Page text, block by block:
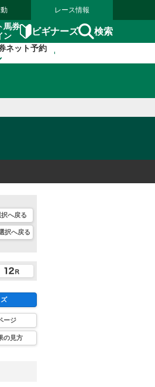
レース情報
馬券
ン
ビギナーズ 検索
ネット予約
択へ戻る
択へ戻る
ージ
の見方